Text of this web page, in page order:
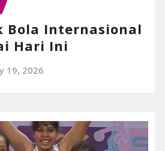
Bola Internasional
Hari Ini
19, 2026